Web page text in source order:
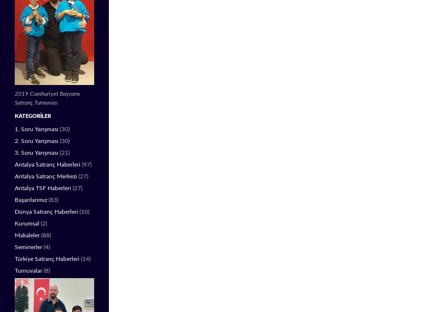
2019 Cumhuriyet Bayramı
Satranç Turnuvası
KATEGORILER
1. Soru Yarışması (30)
2. Soru Yarışması (30)
3. Soru Yarışması (21)
Antalya Satranç Haberleri (97)
Antalya Satranç Merkezi (27)
Antalya TSF Haberleri (27)
Başarılarımız (83)
Dünya Satranç Haberleri (10)
Kurumsal (2)
Makaleler(88)
Seminerler(4)
Türkiye Satranç Haberleri (14)
Turnuvalar(8)